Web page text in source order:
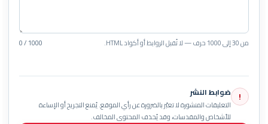
من 30 إلى 1000 حرف — لا تُقبل الروابط أو أكواد HTML. 0 / 1000
! ضوابط النشر
التعليقات المنشورة لا تعبّر بالضرورة عن رأي الموقع. يُمنع التجريح أو الإساءة
للأشخاص والمقدسات، وقد يُحذف المحتوى المخالف.